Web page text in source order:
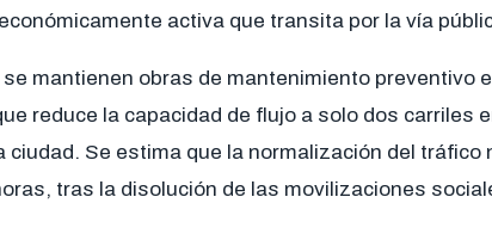
activa que transita por la vía
mantienen obras de mantenimiento preventivo
reduce la capacidad de flujo a solo dos carriles
Se estima que la normalización del tráfico
tras la disolución de las movilizaciones